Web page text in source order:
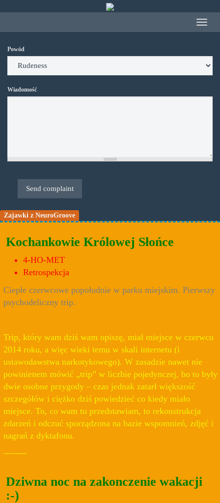
treści
Toggle
Powód
Wiadomość
Send complaint
Zajawki z NeuroGroove
Kochankowie Królowej Słońce
4-HO-MET
Retrospekcja
Ciepłe czerwcowe popołudnie w parku miejskim. Pierwszy
psychodeliczny trip.
Trip, który wam dziś wam opiszę, miał miejsce w czerwcu
2014 roku, a więc wieki temu w skali internetu (i
ustawodawstwa narkotykowego). W zasadzie nawet nie
powinienem mówić „trip” w liczbie pojedynczej, bo to były
dwie osobne przygody – czas jednak zatarł większość
szczegółów i ciężko dziś powiedzieć co kiedy miało
miejsce. To, co wam tu przedstawiam, to rekonstrukcja
zdarzeń i odczuć sporządzona na bazie wspomnień, zdjęć i
nagrań z dyktafonu.
--------
Dziwna noc na zakonczenie wakacji
:-)